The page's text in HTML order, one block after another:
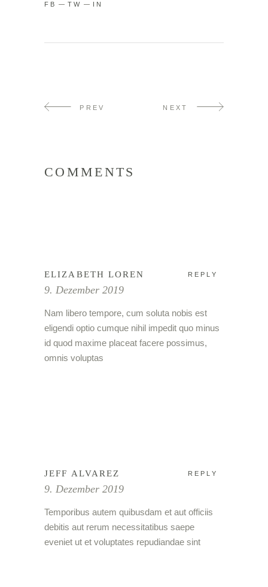
FB TW IN
PREV NEXT
COMMENTS
ELIZABETH LOREN REPLY
9. Dezember 2019
Nam libero tempore, cum soluta nobis est
eligendi optio cumque nihil impedit quo minus
id quod maxime placeat facere possimus,
omnis voluptas
JEFF ALVAREZ REPLY
9. Dezember 2019
Temporibus autem quibusdam et aut officiis
debitis aut rerum necessitatibus saepe
eveniet ut et voluptates repudiandae sint